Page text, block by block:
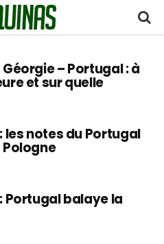
Géorgie – Portugal : à
et sur quelle
: les notes du Portugal
: Portugal balaye la